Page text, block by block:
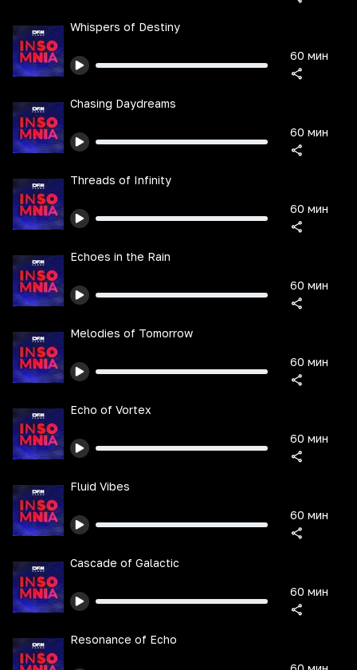
Whispers of Destiny
60 мин
Chasing Daydreams
60 мин
Threads of Infinity
60 мин
Echoes in the Rain
60 мин
Melodies of Tomorrow
60 мин
Echo of Vortex
60 мин
Fluid Vibes
60 мин
Cascade of Galactic
60 мин
Resonance of Echo